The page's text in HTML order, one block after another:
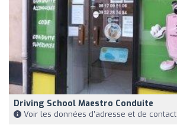
Driving School Maestro Conduite
Voir les données d'adresse et de contact